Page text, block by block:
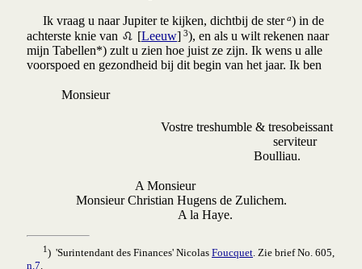
Ik vraag u naar Jupiter te kijken, dichtbij de ster a) in de
achterste knie van
[Leeuw] 3), en als u wilt rekenen naar
mijn Tabellen*) zult u zien hoe juist ze zijn. Ik wens u alle
voorspoed en gezondheid bij dit begin van het jaar. Ik ben
Monsieur
Vostre treshumble & tresobeissant
serviteur
Boulliau.
A Monsieur
Monsieur Christian Hugens de Zulichem.
A la Haye.
1) 'Surintendant des Finances' Nicolas Foucquet . Zie brief No. 605,
n.7